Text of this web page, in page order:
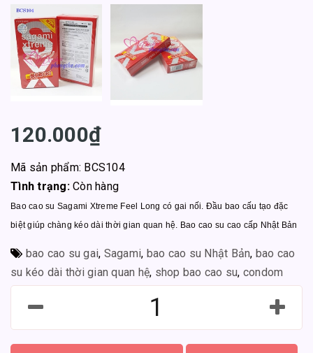
120.000₫
Mã sản phẩm: BCS104
Tình trạng: Còn hàng
Bao cao su Sagami Xtreme Feel Long có gai nối. Đầu bao cấu tạo đặc
biệt giúp chàng kéo dài thời gian quan hệ. Bao cao su cao cấp Nhật Bản
bao cao su gai, Sagami, bao cao su Nhật Bản, bao cao
su kéo dài thời gian quan hệ, shop bao cao su, condom